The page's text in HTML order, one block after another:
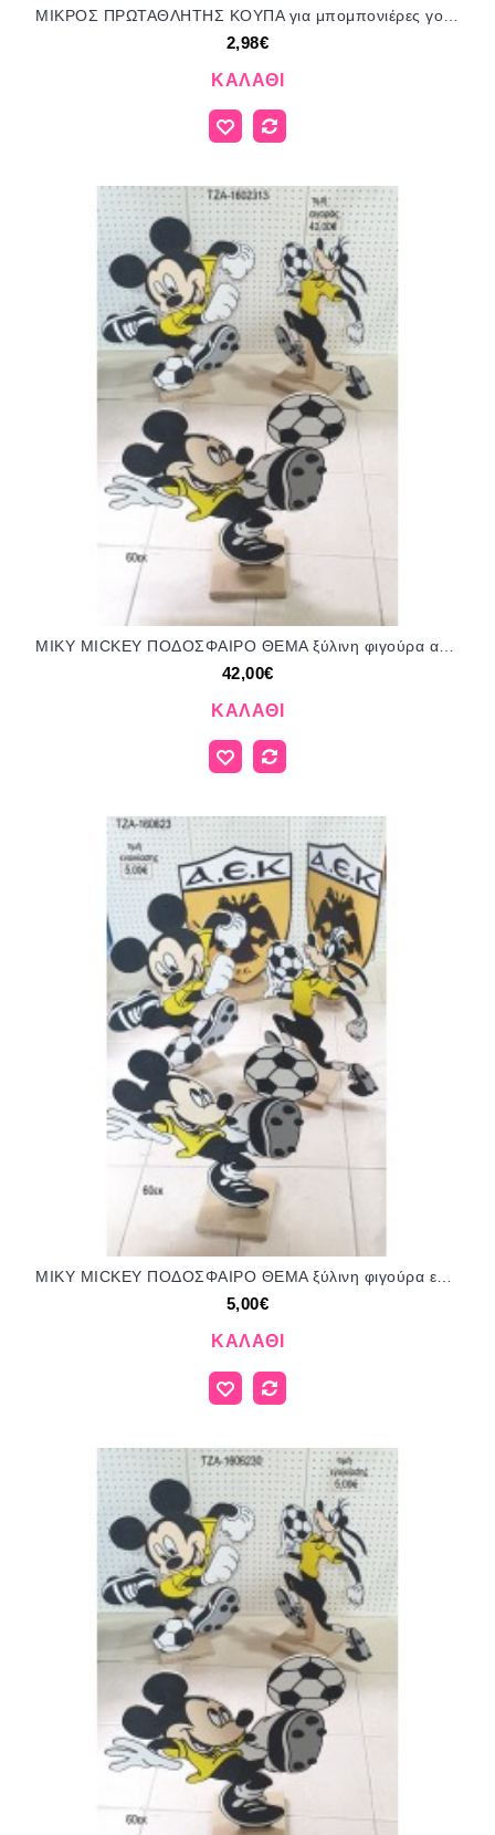
ΜΙΚΡΟΣ ΠΡΩΤΑΘΛΗΤΗΣ ΚΟΥΠΑ για μπομπονιέρες γούρι δώρο ΤΖΑ-220414 2.98€!!!
2,98€
ΚΑΛΆΘΙ
ΜΙΚΥ MICKEY ΠΟΔΟΣΦΑΙΡΟ ΘΕΜΑ ξύλινη φιγούρα αγορά ΤΖΑ-16062313 42.00€!!!
42,00€
ΚΑΛΆΘΙ
ΜΙΚΥ MICKEY ΠΟΔΟΣΦΑΙΡΟ ΘΕΜΑ ξύλινη φιγούρα ενοικίαση ΤΖΑ-160623 5.00€!!!
5,00€
ΚΑΛΆΘΙ